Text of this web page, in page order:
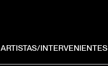
ARTISTAS/INTERVENIENTES